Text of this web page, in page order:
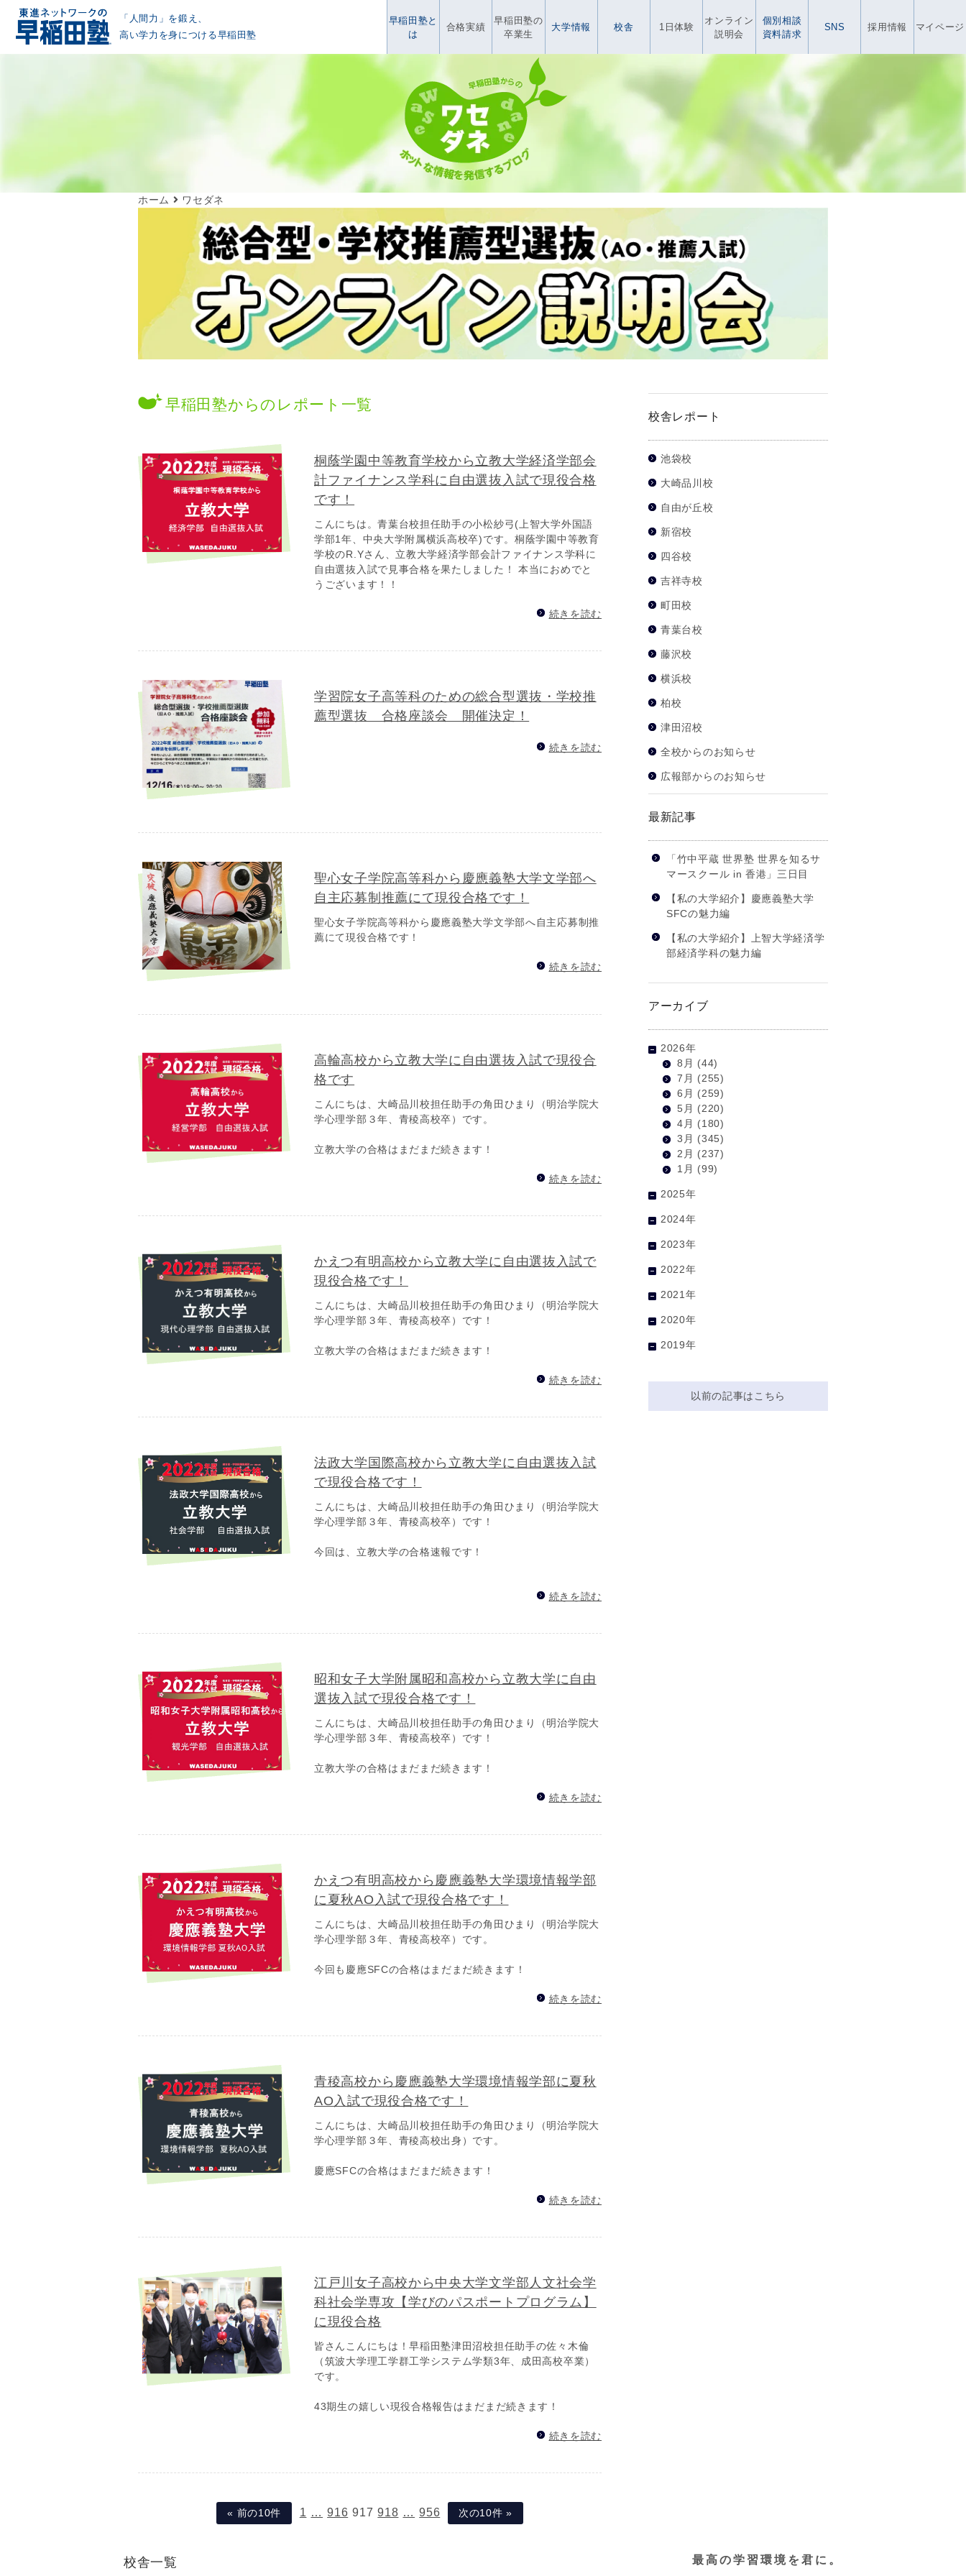
「人間力」を鍛え、
高い学力を身につける早稲田塾
早稲田塾と
は
合格実績
早稲田塾の
卒業生
大学情報 校舎 1日体験
オンライン
説明会
個別相談
資料請求
SNS 採用情報 マイページ
ホーム ワセダネ
早稲田塾からのレポート一覧
桐蔭学園中等教育学校から立教大学経済学部会
計ファイナンス学科に自由選抜入試で現役合格
です！
こんにちは。青葉台校担任助手の小松紗弓(上智大学外国語
学部1年、中央大学附属横浜高校卒)です。桐蔭学園中等教育
学校のR.Yさん、立教大学経済学部会計ファイナンス学科に
自由選抜入試で見事合格を果たしました！ 本当におめでと
うございます！！
続きを読む
学習院女子高等科のための総合型選抜・学校推
薦型選抜 合格座談会 開催決定！
続きを読む
聖心女子学院高等科から慶應義塾大学文学部へ
自主応募制推薦にて現役合格です！
聖心女子学院高等科から慶應義塾大学文学部へ自主応募制推
薦にて現役合格です！
続きを読む
高輪高校から立教大学に自由選抜入試で現役合
格です
こんにちは、大崎品川校担任助手の角田ひまり（明治学院大
学心理学部３年、青稜高校卒）です。
立教大学の合格はまだまだ続きます！
続きを読む
かえつ有明高校から立教大学に自由選抜入試で
現役合格です！
こんにちは、大崎品川校担任助手の角田ひまり（明治学院大
学心理学部３年、青稜高校卒）です！
立教大学の合格はまだまだ続きます！
続きを読む
法政大学国際高校から立教大学に自由選抜入試
で現役合格です！
こんにちは、大崎品川校担任助手の角田ひまり（明治学院大
学心理学部３年、青稜高校卒）です！
今回は、立教大学の合格速報です！
続きを読む
昭和女子大学附属昭和高校から立教大学に自由
選抜入試で現役合格です！
こんにちは、大崎品川校担任助手の角田ひまり（明治学院大
学心理学部３年、青稜高校卒）です！
立教大学の合格はまだまだ続きます！
続きを読む
かえつ有明高校から慶應義塾大学環境情報学部
に夏秋AO入試で現役合格です！
こんにちは、大崎品川校担任助手の角田ひまり（明治学院大
学心理学部３年、青稜高校卒）です。
今回も慶應SFCの合格はまだまだ続きます！
続きを読む
青稜高校から慶應義塾大学環境情報学部に夏秋
AO入試で現役合格です！
こんにちは、大崎品川校担任助手の角田ひまり（明治学院大
学心理学部３年、青稜高校出身）です。
慶應SFCの合格はまだまだ続きます！
続きを読む
江戸川女子高校から中央大学文学部人文社会学
科社会学専攻【学びのパスポートプログラム】
に現役合格
皆さんこんにちは！早稲田塾津田沼校担任助手の佐々木倫
（筑波大学理工学群工学システム学類3年、成田高校卒業）
です。
43期生の嬉しい現役合格報告はまだまだ続きます！
続きを読む
« 前の10件 1 … 916 917 918 … 956 次の10件 »
校舎レポート
池袋校
大崎品川校
自由が丘校
新宿校
四谷校
吉祥寺校
町田校
青葉台校
藤沢校
横浜校
柏校
津田沼校
全校からのお知らせ
広報部からのお知らせ
最新記事
「竹中平蔵 世界塾 世界を知るサ
マースクール in 香港」三日目
【私の大学紹介】慶應義塾大学
SFCの魅力編
【私の大学紹介】上智大学経済学
部経済学科の魅力編
アーカイブ
2026年
8月 (44)
7月 (255)
6月 (259)
5月 (220)
4月 (180)
3月 (345)
2月 (237)
1月 (99)
2025年
2024年
2023年
2022年
2021年
2020年
2019年
以前の記事はこちら
校舎一覧 最高の学習環境を君に。